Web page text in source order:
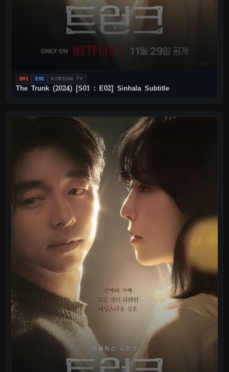
S01 E02 KOREAN TV
The Trunk (2024) [S01 : E02] Sinhala Subtitle